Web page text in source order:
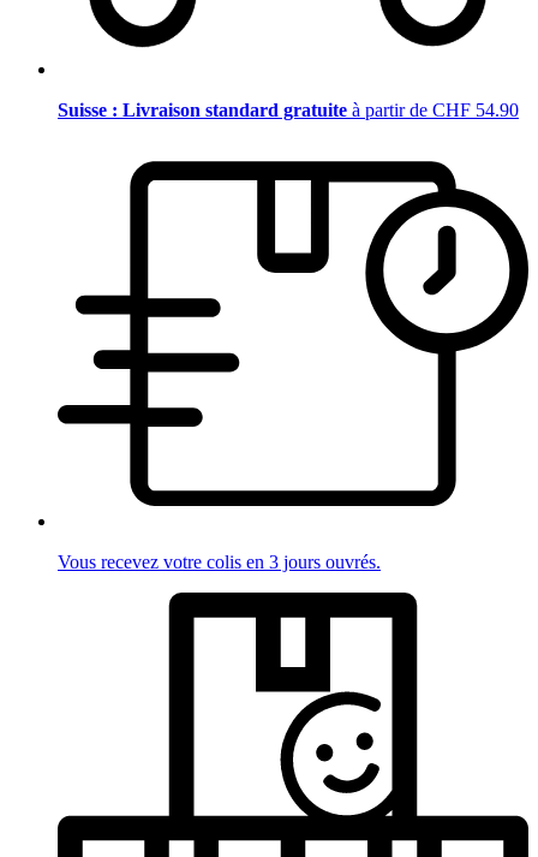
Suisse : Livraison standard gratuite à partir de CHF 54.90
Vous recevez votre colis en 3 jours ouvrés.